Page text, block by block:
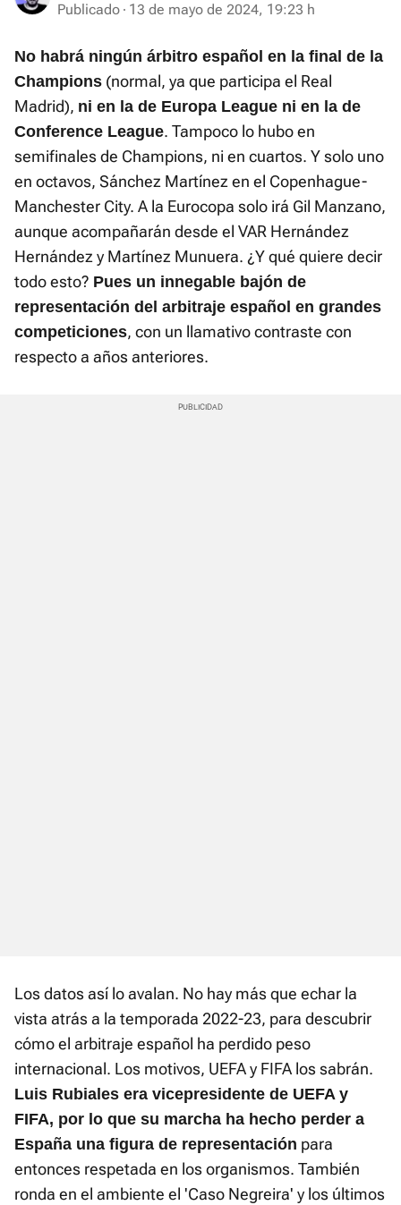
Publicado 13 de mayo de 2024, 19:23 h
No habrá ningún árbitro español en la final de la
Champions (normal, ya que participa el Real
Madrid), ni en la de Europa League ni en la de
Conference League. Tampoco lo hubo en
semifinales de Champions, ni en cuartos. Y solo uno
en octavos, Sánchez Martínez en el Copenhague-
Manchester City. A la Eurocopa solo irá Gil Manzano,
aunque acompañarán desde el VAR Hernández
Hernández y Martínez Munuera. ¿Y qué quiere decir
todo esto? Pues un innegable bajón de
representación del arbitraje español en grandes
competiciones, con un llamativo contraste con
respecto a años anteriores.
Los datos así lo avalan. No hay más que echar la
vista atrás a la temporada 2022-23, para descubrir
cómo el arbitraje español ha perdido peso
internacional. Los motivos, UEFA y FIFA los sabrán.
Luis Rubiales era vicepresidente de UEFA y
FIFA, por lo que su marcha ha hecho perder a
España una figura de representación para
entonces respetada en los organismos. También
ronda en el ambiente el 'Caso Negreira' y los últimos